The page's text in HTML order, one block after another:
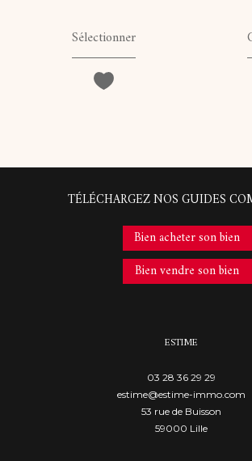
Sélectionner
TÉLÉCHARGEZ NOS GUIDES
Bien acheter son bien
Bien vendre son bien
ESTIME
03 28 36 29 29
estime@estime-immo.com
53 rue de Buisson
59000
lille